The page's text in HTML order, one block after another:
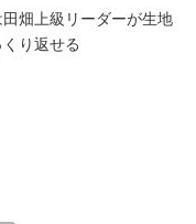
畑上級リーダーが生地
り返せる